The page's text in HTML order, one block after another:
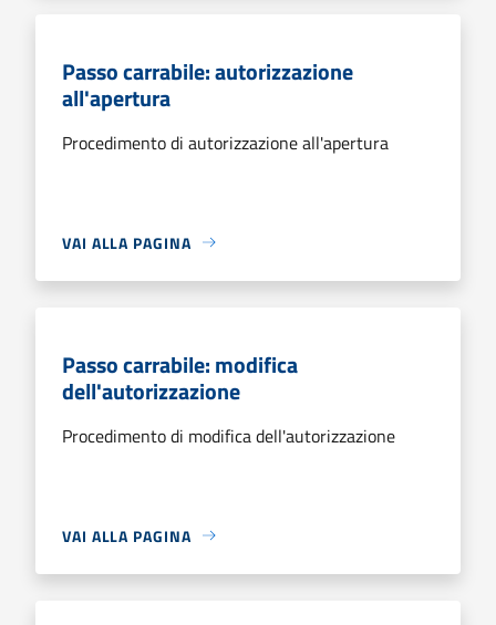
Passo carrabile: autorizzazione
all'apertura
Procedimento di autorizzazione all'apertura
VAI ALLA PAGINA
Passo carrabile: modifica
dell'autorizzazione
Procedimento di modifica dell'autorizzazione
VAI ALLA PAGINA